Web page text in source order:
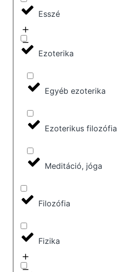
Esszé
Ezoterika
Egyéb ezoterika
Ezoterikus filozófia
Meditáció, jóga
Filozófia
Fizika